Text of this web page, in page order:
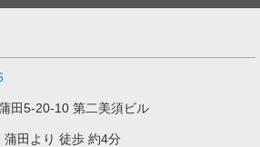
田5-20-10 第二美須ビル
蒲田より 徒歩 約4分